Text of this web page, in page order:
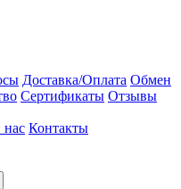
Доставка/Оплата Обмен
Сертификаты Отзывы
Контакты